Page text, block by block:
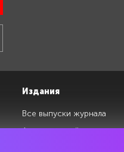
Издания
Все выпуски журнала
Архив изданий